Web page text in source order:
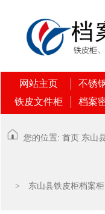
网站主页 不锈
铁皮文件柜
档案
您的位置: 首页 东山
> 东山县铁皮柜档案柜